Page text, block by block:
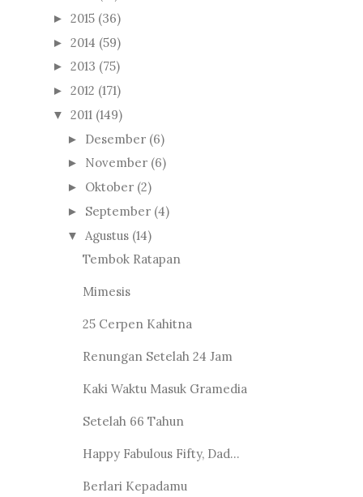
► 2015 (36)
► 2014 (59)
► 2013 (75)
► 2012 (171)
▼ 2011 (149)
► Desember (6)
► November (6)
► Oktober (2)
► September (4)
▼ Agustus (14)
Tembok Ratapan
Mimesis
25 Cerpen Kahitna
Renungan Setelah 24 Jam
Kaki Waktu Masuk Gramedia
Setelah 66 Tahun
Happy Fabulous Fifty, Dad...
Berlari Kepadamu